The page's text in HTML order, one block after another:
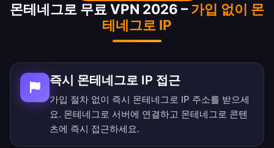
몬테네그로 무료 VPN 2026 –가입 없이 몬
테네그로 IP
즉시 몬테네그로 IP 접근
가입 절차 없이 즉시 몬테네그로 IP 주소를 받으세
요. 몬테네그로 서버에 연결하고 몬테네그로 콘텐
츠에 즉시 접근하세요.